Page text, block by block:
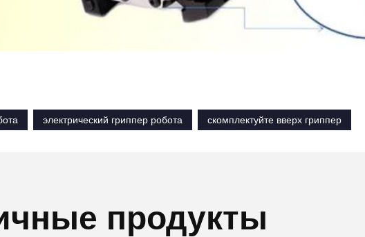
электрический гриппер робота скомплектуйте вверх гриппер
продукты